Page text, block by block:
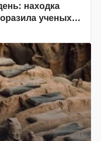
находка
ученых